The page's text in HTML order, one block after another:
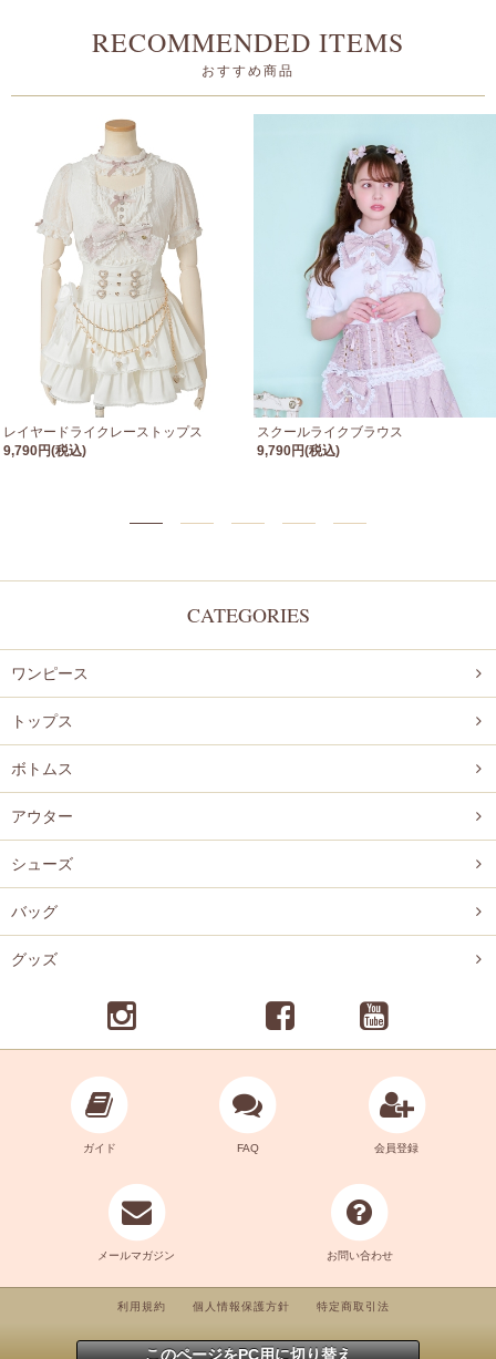
RECOMMENDED ITEMS
おすすめ商品
レイヤードライクレーストップス
9,790円(税込)
スクールライクブラウス
9,790円(税込)
CATEGORIES
ワンピース
トップス
ボトムス
アウター
シューズ
バッグ
グッズ
ガイド FAQ 会員登録
メールマガジン お問い合わせ
利用規約 個人情報保護方針 特定商取引法
このページをPC用に切り替え